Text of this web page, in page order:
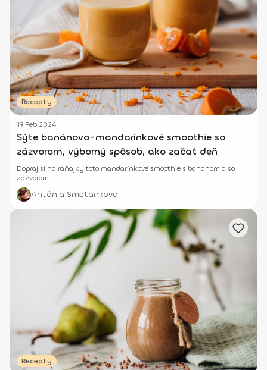
Recepty
19 Feb 2024
Sýte banánovo-mandarínkové smoothie so
zázvorom, výborný spôsob, ako začať deň
Dopraj si na raňajky toto mandarínkové smoothie s banánom a so
zázvorom.
Antónia Smetanková
Recepty